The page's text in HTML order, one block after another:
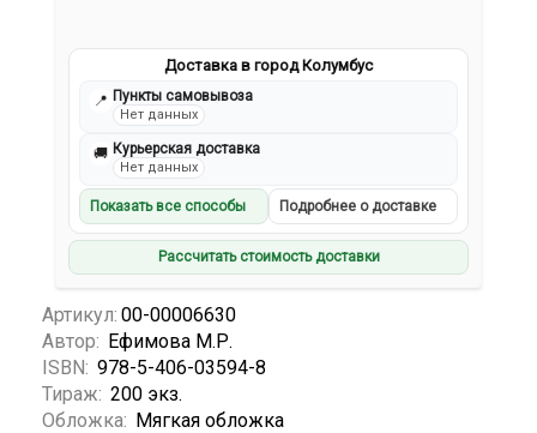
Доставка в город Колумбус
📍 Пункты самовывоза
Нет данных
🚚 Курьерская доставка
Нет данных
Показать все способы Подробнее о доставке
Рассчитать стоимость доставки
Артикул: 00-00006630
Автор: Ефимова М.Р.
ISBN: 978-5-406-03594-8
Тираж: 200 экз.
Обложка: Мягкая обложка